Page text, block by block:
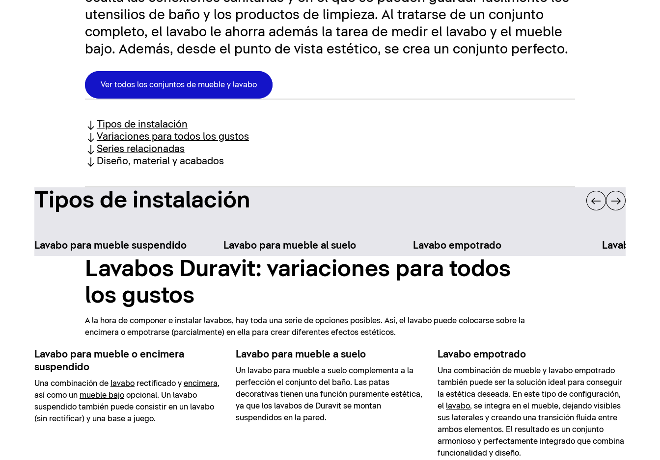
utensilios de baño y los productos de limpieza. Al tratarse de un conjunto
completo, el lavabo le ahorra además la tarea de medir el lavabo y el mueble
bajo. Además, desde el punto de vista estético, se crea un conjunto perfecto.
Ver todos los conjuntos de mueble y lavabo
Tipos de instalación
Variaciones para todos los gustos
Series relacionadas
Diseño, material y acabados
Tipos de instalación
Lavabo para mueble suspendido Lavabo para mueble al suelo Lavabo empotrado Lavabo
Lavabos Duravit: variaciones para todos
los gustos
A la hora de componer e instalar lavabos, hay toda una serie de opciones posibles. Así, el lavabo puede colocarse sobre la
encimera o empotrarse (parcialmente) en ella para crear diferentes efectos estéticos.
Lavabo para mueble o encimera
suspendido
Una combinación de lavaborectificado y encimera,
así como un mueble bajoopcional. Un lavabo
suspendido también puede consistir en un lavabo
(sin rectificar) y una base a juego.
Lavabo para mueble a suelo
Un lavabo para mueble a suelo complementa a la
perfección el conjunto del baño. Las patas
decorativas tienen una función puramente estética,
ya que los lavabos de Duravit se montan
suspendidos en la pared.
Lavabo empotrado
Una combinación de mueble y lavabo empotrado
también puede ser la solución ideal para conseguir
la estética deseada. En este tipo de configuración,
el lavabo, se integra en el mueble, dejando visibles
sus laterales y creando una transición fluida entre
ambos elementos. El resultado es un conjunto
armonioso y perfectamente integrado que combina
funcionalidad y diseño.